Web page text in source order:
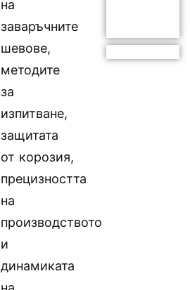
на
заваръчните
шевове,
методите
за
изпитване,
защитата
от корозия,
прецизността
на
производството
и
динамиката